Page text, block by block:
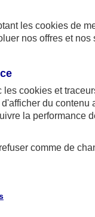
agricole
les cookies de
nos offres et nos
les cookies et
du contenu
la performance
comme de